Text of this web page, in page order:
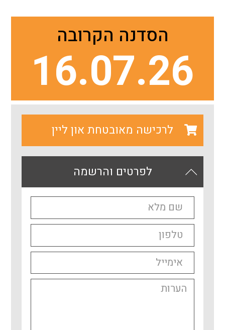
הסדנה הקרובה
16.07.26
לרכישה מאובטחת און ליין
לפרטים והרשמה